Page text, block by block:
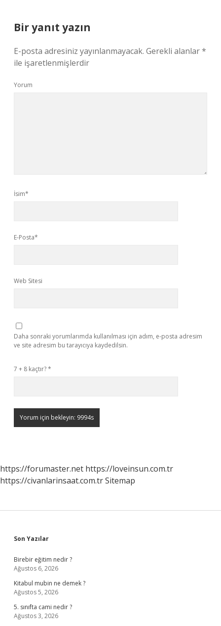
Bir yanıt yazın
E-posta adresiniz yayınlanmayacak. Gerekli alanlar*
ile işaretlenmişlerdir
Yorum
İsim*
E-Posta*
Web Sitesi
Daha sonraki yorumlarımda kullanılması için adım, e-posta adresim
ve site adresim bu tarayıcıya kaydedilsin.
7 + 8 kaçtır?*
https://forumaster.net https://loveinsun.com.tr
https://civanlarinsaat.com.trSitemap
Sidebar
Son Yazılar
Birebir eğitim nedir ?
Ağustos 6, 2026
Kitabul mubin ne demek ?
Ağustos 5, 2026
5. sınıfta cami nedir ?
Ağustos 3, 2026